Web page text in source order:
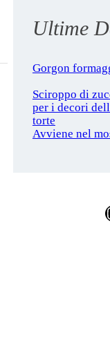
Ultime
Gorgon
Sciroppo di
per i decori
torte
Avviene nel